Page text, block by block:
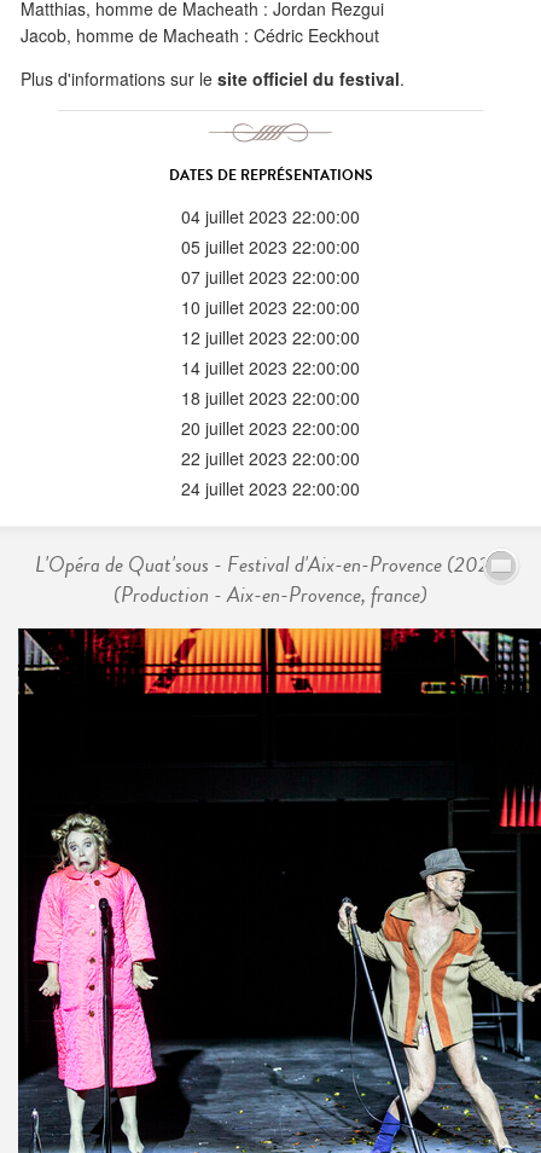
Matthias, homme de Macheath : Jordan Rezgui
Jacob, homme de Macheath : Cédric Eeckhout
Plus d'informations sur le site officiel du festival.
DATES DE REPRÉSENTATIONS
04 juillet 2023 22:00:00
05 juillet 2023 22:00:00
07 juillet 2023 22:00:00
10 juillet 2023 22:00:00
12 juillet 2023 22:00:00
14 juillet 2023 22:00:00
18 juillet 2023 22:00:00
20 juillet 2023 22:00:00
22 juillet 2023 22:00:00
24 juillet 2023 22:00:00
L'Opéra de Quat'sous - Festival d'Aix-en-Provence (2023)
(Production - Aix-en-Provence, france)